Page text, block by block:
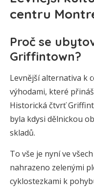
centru
Proč se
Griffintown?
Levnější alternativa k
výhodami, které
Historická čtvrť
byla kdysi dělnickou
skladů.
To vše je nyní ve
nahrazeno zelenými
cyklostezkami k